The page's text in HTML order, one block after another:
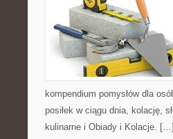
kompendium pomysłów dla
posiłek w ciągu dnia, kolację,
kulinarne i Obiady i Kolacje. […]